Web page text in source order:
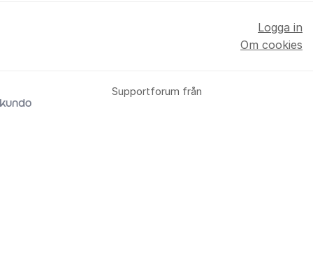
Supportforum från
Logga in
Om cookies